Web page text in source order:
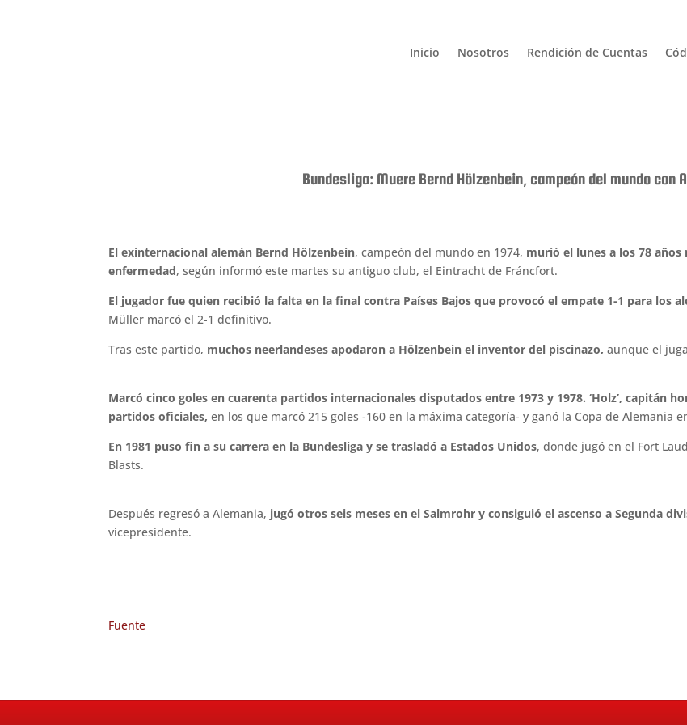
Inicio Nosotros Rendición de Cuentas
Bundesliga: Muere Bernd Hölzenbein, campeón del mundo con
El exinternacional alemán Bernd Hölzenbein, campeón del mundo en 1974, murió el lunes a los 78
enfermedad, según informó este martes su antiguo club, el Eintracht de Fráncfort.
El jugador fue quien recibió la falta en la final contra Países Bajos que provocó el empate 1-1 para los
Müller marcó el 2-1 definitivo.
Tras este partido, muchos neerlandeses apodaron a Hölzenbein el inventor del piscinazo, aunque el
Marcó cinco goles en cuarenta partidos internacionales disputados entre 1973 y 1978.‘Holz’, capitán
partidos oficiales,en los que marcó 215 goles -160 en la máxima categoría- y ganó la Copa de Alemania
En 1981 puso fin a su carrera en la Bundesliga y se trasladó a Estados Unidos, donde jugó en el Fort
Blasts.
Después regresó a Alemania, jugó otros seis meses en el Salmrohr y consiguió el ascenso a Segunda
vicepresidente.
Fuente